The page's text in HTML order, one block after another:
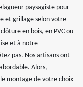
paysagiste pour
et grillage selon votre
en bois, en PVC ou
et à notre
pas. Nos artisans ont
Alors,
montage de votre choix